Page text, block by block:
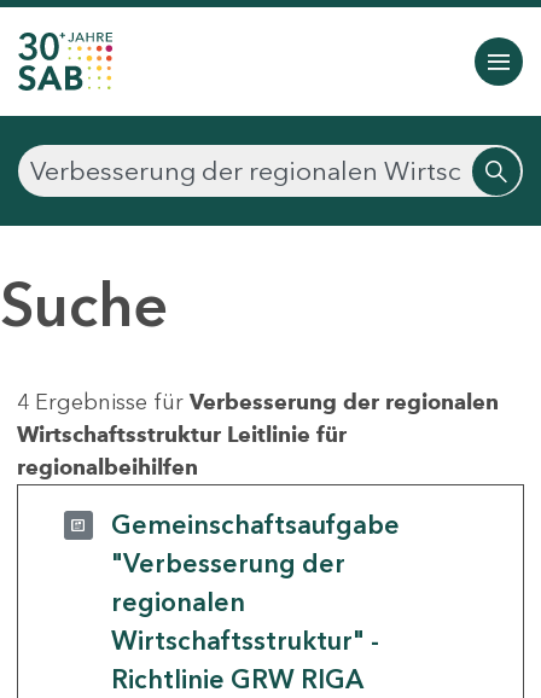
Suche
4 Ergebnisse für Verbesserung der regionalen
Wirtschaftsstruktur Leitlinie für
regionalbeihilfen
Gemeinschaftsaufgabe
"Verbesserung der
regionalen
Wirtschaftsstruktur" -
Richtlinie GRW RIGA